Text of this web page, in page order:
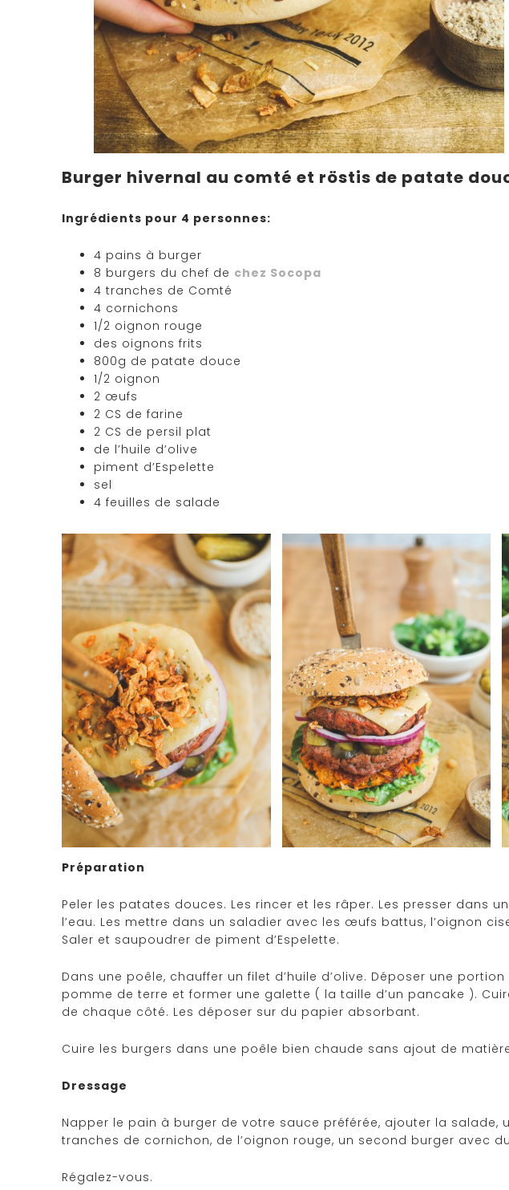
Burger hivernal au comté et röstis de patate
Ingrédients pour 4 personnes:
4 pains à burger
8 burgers du chef de chez Socopa
4 tranches de Comté
4 cornichons
1/2 oignon rouge
des oignons frits
800g de patate douce
1/2 oignon
2 œufs
2 CS de farine
2 CS de persil plat
de l’huile d’olive
piment d’Espelette
sel
4 feuilles de salade
Préparation
Peler les patates douces. Les rincer et les râper. Les presser dans
l’eau. Les mettre dans un saladier avec les œufs battus, l’oignon
Saler et saupoudrer de piment d’Espelette.
Dans une poêle, chauffer un filet d’huile d’olive. Déposer une
pomme de terre et former une galette ( la taille d’un pancake ).
de chaque côté. Les déposer sur du papier absorbant.
Cuire les burgers dans une poêle bien chaude sans ajout de
Dressage
Napper le pain à burger de votre sauce préférée, ajouter la salade,
tranches de cornichon, de l’oignon rouge, un second burger avec
Régalez-vous.